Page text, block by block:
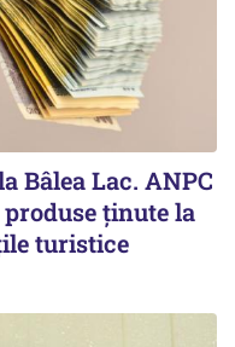
Bâlea Lac. ANPC
ținute la
turistice